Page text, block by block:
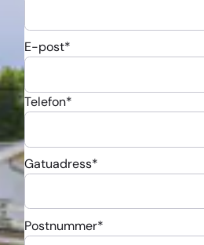
E-post*
Telefon*
Gatuadress*
Postnummer*